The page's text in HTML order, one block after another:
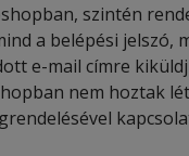
szintén
a belépési jelszó,
e-mail címre
nem hoztak